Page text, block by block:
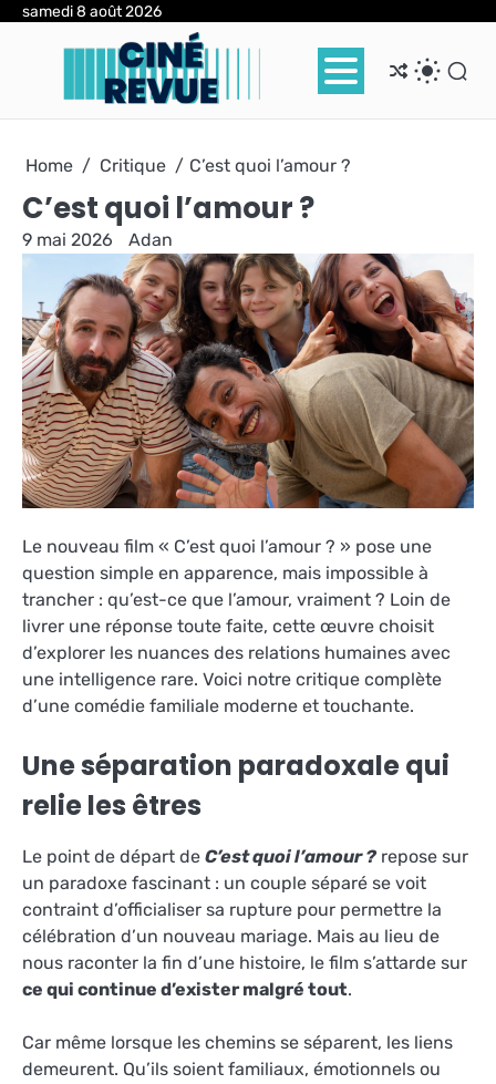
Skipsamedi 8 août 2026
Home Critique C’est quoi l’amour ?
C’est quoi l’amour ?
9 mai 2026 Adan
Le nouveau film « C’est quoi l’amour ? » pose une
question simple en apparence, mais impossible à
trancher : qu’est-ce que l’amour, vraiment ? Loin de
livrer une réponse toute faite, cette œuvre choisit
d’explorer les nuances des relations humaines avec
une intelligence rare. Voici notre critique complète
d’une comédie familiale moderne et touchante.
Une séparation paradoxale qui
relie les êtres
Le point de départ de C’est quoi l’amour ? repose sur
un paradoxe fascinant : un couple séparé se voit
contraint d’officialiser sa rupture pour permettre la
célébration d’un nouveau mariage. Mais au lieu de
nous raconter la fin d’une histoire, le film s’attarde sur
ce qui continue d’exister malgré tout.
Car même lorsque les chemins se séparent, les liens
demeurent. Qu’ils soient familiaux, émotionnels ou